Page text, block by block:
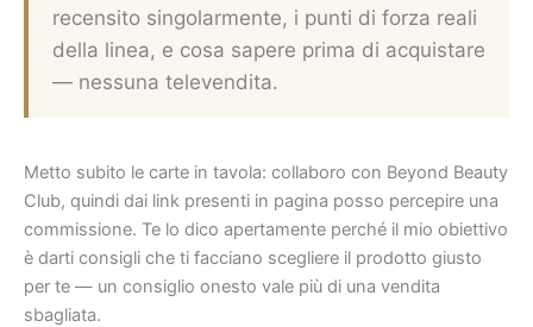
recensito singolarmente, i punti di forza reali
della linea, e cosa sapere prima di acquistare
— nessuna televendita.
Metto subito le carte in tavola: collaboro con Beyond Beauty
Club, quindi dai link presenti in pagina posso percepire una
commissione. Te lo dico apertamente perché il mio obiettivo
è darti consigli che ti facciano scegliere il prodotto giusto
per te — un consiglio onesto vale più di una vendita
sbagliata.